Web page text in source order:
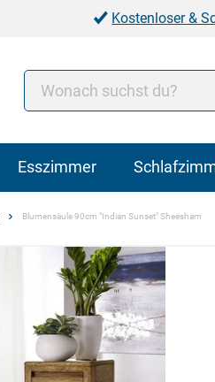
Kostenloser &
Esszimmer
Blumensäule 90cm "Indian Sunset" Sheesham